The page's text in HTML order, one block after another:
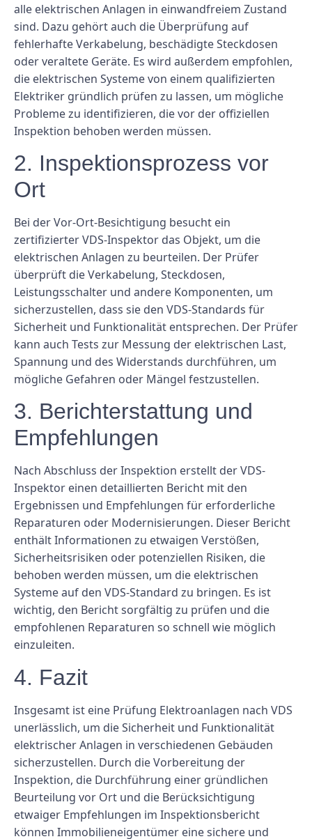
alle elektrischen Anlagen in einwandfreiem Zustand
sind. Dazu gehört auch die Überprüfung auf
fehlerhafte Verkabelung, beschädigte Steckdosen
oder veraltete Geräte. Es wird außerdem empfohlen,
die elektrischen Systeme von einem qualifizierten
Elektriker gründlich prüfen zu lassen, um mögliche
Probleme zu identifizieren, die vor der offiziellen
Inspektion behoben werden müssen.
2. Inspektionsprozess vor
Ort
Bei der Vor-Ort-Besichtigung besucht ein
zertifizierter VDS-Inspektor das Objekt, um die
elektrischen Anlagen zu beurteilen. Der Prüfer
überprüft die Verkabelung, Steckdosen,
Leistungsschalter und andere Komponenten, um
sicherzustellen, dass sie den VDS-Standards für
Sicherheit und Funktionalität entsprechen. Der Prüfer
kann auch Tests zur Messung der elektrischen Last,
Spannung und des Widerstands durchführen, um
mögliche Gefahren oder Mängel festzustellen.
3. Berichterstattung und
Empfehlungen
Nach Abschluss der Inspektion erstellt der VDS-
Inspektor einen detaillierten Bericht mit den
Ergebnissen und Empfehlungen für erforderliche
Reparaturen oder Modernisierungen. Dieser Bericht
enthält Informationen zu etwaigen Verstößen,
Sicherheitsrisiken oder potenziellen Risiken, die
behoben werden müssen, um die elektrischen
Systeme auf den VDS-Standard zu bringen. Es ist
wichtig, den Bericht sorgfältig zu prüfen und die
empfohlenen Reparaturen so schnell wie möglich
einzuleiten.
4. Fazit
Insgesamt ist eine Prüfung Elektroanlagen nach VDS
unerlässlich, um die Sicherheit und Funktionalität
elektrischer Anlagen in verschiedenen Gebäuden
sicherzustellen. Durch die Vorbereitung der
Inspektion, die Durchführung einer gründlichen
Beurteilung vor Ort und die Berücksichtigung
etwaiger Empfehlungen im Inspektionsbericht
können Immobilieneigentümer eine sichere und